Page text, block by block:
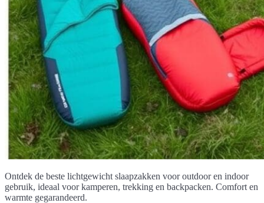
Ontdek de beste lichtgewicht slaapzakken voor outdoor en indoor
gebruik, ideaal voor kamperen, trekking en backpacken. Comfort en
warmte gegarandeerd.